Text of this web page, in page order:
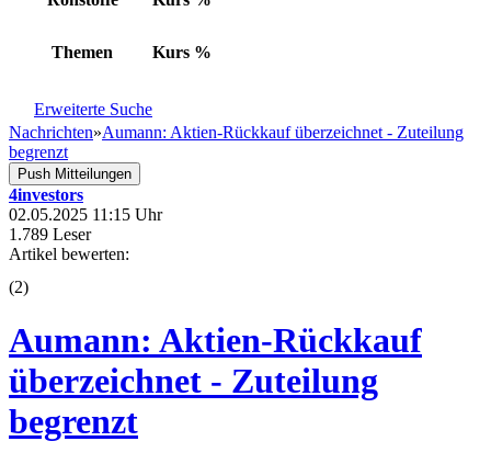
Themen Kurs %
Erweiterte Suche
Nachrichten»Aumann: Aktien-Rückkauf überzeichnet - Zuteilung
begrenzt
Push Mitteilungen
4investors
02.05.2025 11:15 Uhr
1.789 Leser
Artikel bewerten:
(2)
Aumann: Aktien-Rückkauf
überzeichnet - Zuteilung
begrenzt